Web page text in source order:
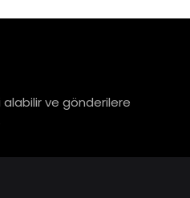
alabilir ve gönderilere